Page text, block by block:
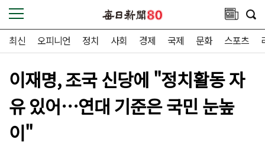
최신 오피니언 정치 사회 경제 국제 문화 스포츠
이재명, 조국 신당에 "정치활동 자
유 있어…연대 기준은 국민 눈높
이"